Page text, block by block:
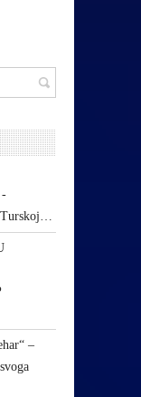
-
Turskoj…
–